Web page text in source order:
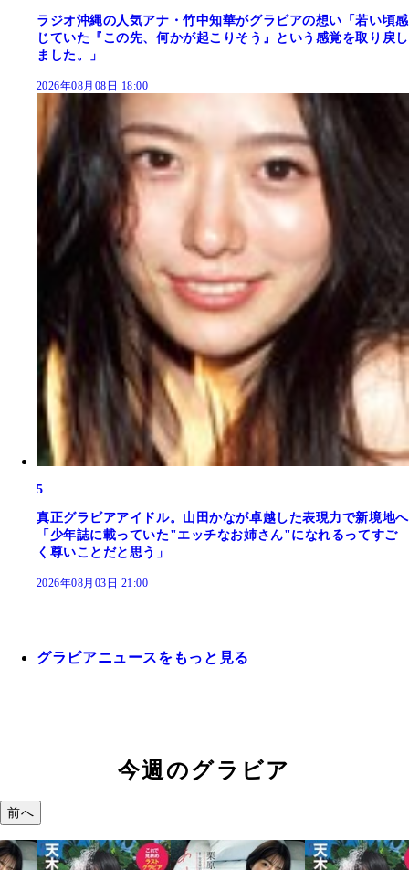
ラジオ沖縄の人気アナ・竹中知華がグラビアの想い「若い頃感
じていた『この先、何かが起こりそう』という感覚を取り戻し
ました。」
2026年08月08日 18:00
5
真正グラビアアイドル。山田かなが卓越した表現力で新境地へ
「少年誌に載っていた"エッチなお姉さん"になれるってすご
く尊いことだと思う」
2026年08月03日 21:00
グラビアニュースをもっと見る
今週のグラビア
前へ